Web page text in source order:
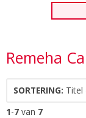
Remeha
SORTERING: Titel
1-7 van 7